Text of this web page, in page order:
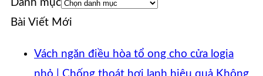
Danh mục
Bài Viết Mới
Vách ngăn điều hòa tổ ong cho cửa logia
nhỏ | Chống thoát hơi lạnh hiệu quả Không